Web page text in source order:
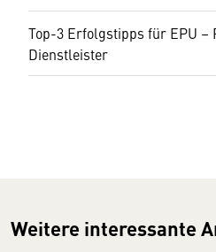
Top-3 Erfolgstipps für EPU –
Dienstleister
Weitere interessante